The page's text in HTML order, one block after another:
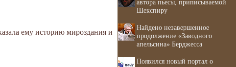
ему историю мироздания и
автора пьесы, приписываемой
Шекспиру
Найдено незавершенное
продолжение «Заводного
апельсина» Берджесса
Появился новый портал о